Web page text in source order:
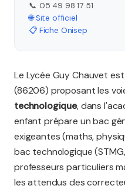
📞 05 49 98 17 51
🌐 Site officiel
📋 Fiche Onisep
Le Lycée Guy Chauvet
(86206) proposant les
technologique, dans
enfant prépare un bac
exigeantes (maths,
bac technologique (STMG,
professeurs particuliers
les attendus des